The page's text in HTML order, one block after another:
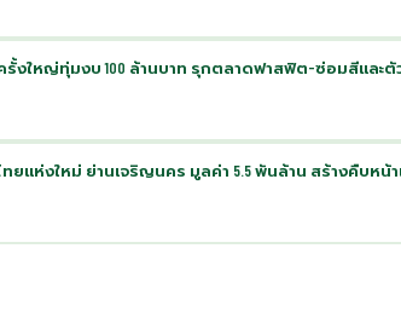
ครั้งใหญ่ทุ่มงบ 100 ล้านบาท รุกตลาดฟาสฟิต-ซ่อมสีและ
ยแห่งใหม่ ย่านเจริญนคร มูลค่า 5.5 พันล้าน สร้างคืบหน้า